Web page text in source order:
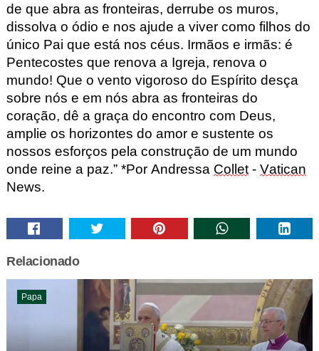
de que abra as fronteiras, derrube os muros,
dissolva o ódio e nos ajude a viver como filhos do
único Pai que está nos céus. Irmãos e irmãs: é
Pentecostes que renova a Igreja, renova o
mundo! Que o vento vigoroso do Espírito desça
sobre nós e em nós abra as fronteiras do
coração, dê a graça do encontro com Deus,
amplie os horizontes do amor e sustente os
nossos esforços pela construção de um mundo
onde reine a paz.” *Por Andressa Collet- Vatican
News.
Relacionado
Papa